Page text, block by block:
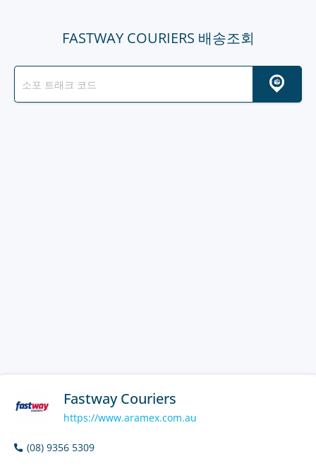
FASTWAY COURIERS 배송조회
Fastway Couriers
https://www.aramex.com.au
(08) 9356 5309